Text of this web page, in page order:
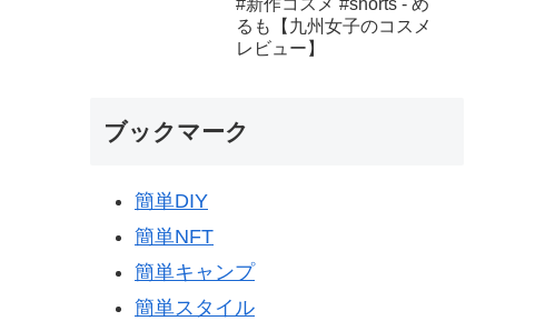
#新作コスメ #shorts - め
るも【九州女子のコスメ
レビュー】
ブックマーク
簡単DIY
簡単NFT
簡単キャンプ
簡単スタイル